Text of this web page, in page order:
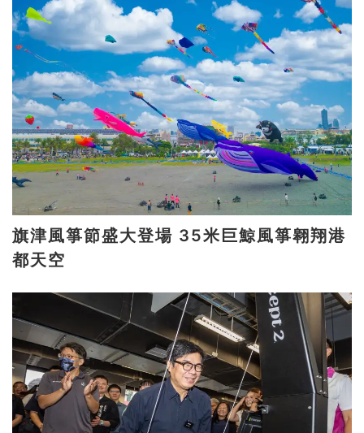
旗津風箏節盛大登場 35米巨鯨風箏翱翔港
都天空